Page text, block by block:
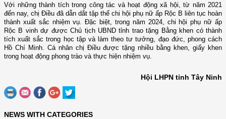
Với những thành tích trong công tác và hoạt động xã hội, từ năm 2021
đến nay, chị Điều đã dẫn dắt tập thể chi hội phụ nữ ấp Rộc B liên tục hoàn
thành xuất sắc nhiệm vụ. Đặc biệt, trong năm 2024, chi hội phụ nữ ấp
Rộc B vinh dự được Chủ tịch UBND tỉnh trao tặng Bằng khen có thành
tích xuất sắc trong học tập và làm theo tư tưởng, đạo đức, phong cách
Hồ Chí Minh. Cá nhân chị Điều được tặng nhiều bằng khen, giấy khen
trong hoạt động phong trào và thực hiện nhiệm vụ.
Hội LHPN tỉnh Tây Ninh
NEWS WITH CATEGORIES